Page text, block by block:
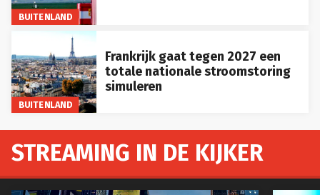
BUITENLAND
BUITENLAND
Frankrijk gaat tegen 2027 een
totale nationale stroomstoring
simuleren
STREAMING IN DE KIJKER